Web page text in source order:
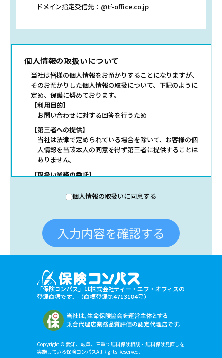
ドメイン指定受信先：@tf-office.co.jp
個人情報の取扱いについて
当社は皆様の個人情報をお預かりすることになりますが、
そのお預かりした個人情報の取扱について、下記のように
定め、保護に努めております。
【利用目的】
お問い合わせに対する回答を行うため
【第三者への提供】
当社は法律で定められている場合を除いて、お客様の個
人情報を当該本人の同意を得ず第三者に提供することは
ありません。
【取扱い業務の委託】
るために業務の一部を外部に委託しており、業務委託先
委託先を選定し、契約等において個人情報の適正管理・
機密保持などによりお客様の個人情報の漏洩防止に必要
な事項を取決め、適切な管理を実施させます。
お客様が当社に対して個人情報を提出することは任意で
す。ただし、個人情報を提出されない場合には、当社か
らの返信やサービスを実施ができない場合がありますの
で、あらかじめご了承ください。
【個人情報の開示請求について】
お客様には、貴殿の個人情報の利用目的の通知、開示、
訂正、追加、削除および利用又は提供の拒否権を要求す
る権利があります。詳細につきましては下記の窓口まで
ご連絡いただくか「個人情報保護方針
個人情報の取扱いに同意する
入力内容を確認する
「保険コンパス」は株式会社ティー・エフ・オフィスの
登録商標です。（商標登録第4713184号）
Copyright © 愛知、岐阜、三重で無料保険相談・無料保険見直しを
実施している保険コンパスAll Rights Reserved.